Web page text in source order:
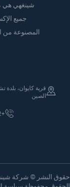
شينغهي هي
جميع
المصنوعة من
قرية كايوان، بلدة
الصين
+86-152 75660044
حقوق النشر © شركة